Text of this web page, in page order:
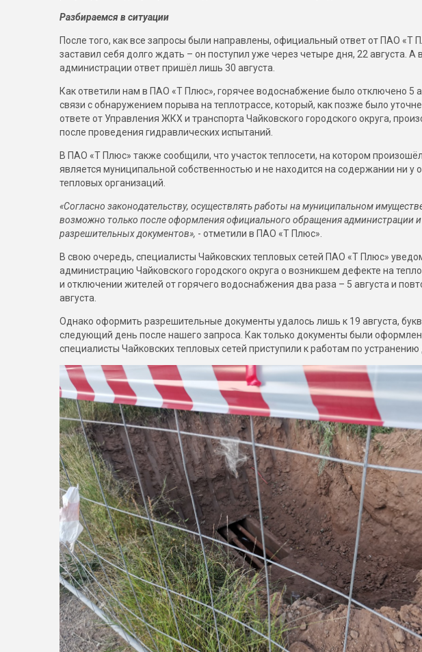
Разбираемся в ситуации
После того, как все запросы были направлены, официальный ответ от ПАО «Т
заставил себя долго ждать – он поступил уже через четыре дня, 22 августа. А
администрации ответ пришёл лишь 30 августа.
Как ответили нам в ПАО «Т Плюс», горячее водоснабжение было отключено 5
связи с обнаружением порыва на теплотрассе, который, как позже было
ответе от Управления ЖКХ и транспорта Чайковского городского округа,
после проведения гидравлических испытаний.
В ПАО «Т Плюс» также сообщили, что участок теплосети, на котором
является муниципальной собственностью и не находится на содержании ни у
тепловых организаций.
«Согласно законодательству, осуществлять работы на муниципальном
возможно только после оформления официального обращения администрации и
разрешительных документов», - отметили в ПАО «Т Плюс».
В свою очередь, специалисты Чайковских тепловых сетей ПАО «Т Плюс»
администрацию Чайковского городского округа о возникшем дефекте на
и отключении жителей от горячего водоснабжения два раза – 5 августа и
августа.
Однако оформить разрешительные документы удалось лишь к 19 августа,
следующий день после нашего запроса. Как только документы были
специалисты Чайковских тепловых сетей приступили к работам по устранению